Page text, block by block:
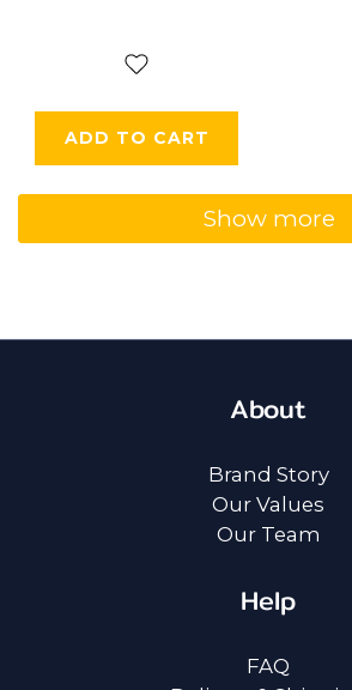
ADD TO CART
Show more
About
Brand Story
Our Values
Our Team
Help
FAQ